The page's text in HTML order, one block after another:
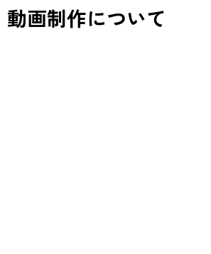
動画制作について